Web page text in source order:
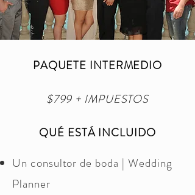
PAQUETE INTERMEDIO
$799 + IMPUESTOS
QUÉ ESTÁ INCLUIDO
Un consultor de boda | Wedding
Planner